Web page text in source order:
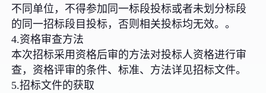
不同单位，不得参加同一标段投标或者未划分标段
的同一招标段目投标，否则相关投标均无效。。
4.资格审查方法
本次招标采用资格后审的方法对投标人资格进行审
查，资格评审的条件、标准、方法详见招标文件。
5.招标文件的获取